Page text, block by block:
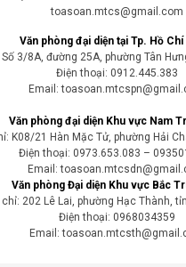
đến hết ngày 6/8, Bắc Bộ và Bắc
diện rộng với nhiều nơi có lượng
phường thuộc 6 tỉnh miền núi,
trạng thái bão hòa sau những
động ứng phó đợt